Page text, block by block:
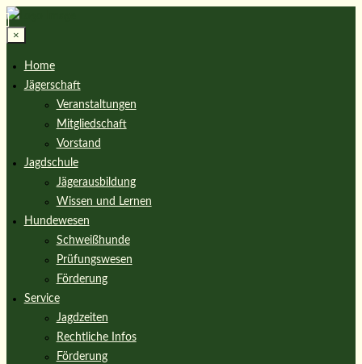
×
Home
Jägerschaft
Veranstaltungen
Mitgliedschaft
Vorstand
Jagdschule
Jägerausbildung
Wissen und Lernen
Hundewesen
Schweißhunde
Prüfungswesen
Förderung
Service
Jagdzeiten
Rechtliche Infos
Förderung